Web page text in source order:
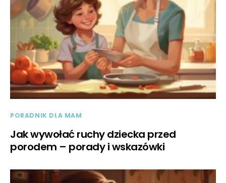
PORADNIK DLA MAM
Jak wywołać ruchy dziecka przed
porodem – porady i wskazówki